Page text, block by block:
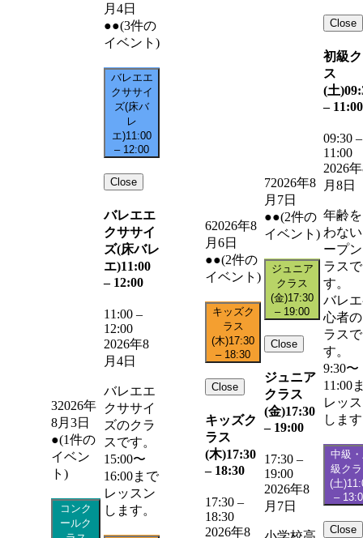
32026年
8月3日
●(1件の
イベン
ト)
コンク
ールク
月4日
●●(3件の
イベント)
バレエエ
クササイ
ズ(床バ
レ
エ)11:00
– 12:00
Close
バレエエ
クササイ
ズ(床バレ
エ)11:00
– 12:00
11:00 –
12:00
2026年8
月4日
バレエエ
クササイ
ズのクラ
スです。
15:00〜
16:00まで
レッスン
します。
62026年8
月6日
●●(2件の
イベント)
キッズク
ラス
(木)17:30
– 18:30
Close
キッズク
ラス
(木)17:30
– 18:30
17:30 –
18:30
2026年8
72026年8
月7日
●●(2件の
イベント)
ジュニア
クラス
(金)17:30
– 19:00
Close
ジュニア
クラス
(金)17:30
– 19:00
17:30 –
19:00
2026年8
月7日
Close
初級
ス
(土)
– 11:00
09:30 –
11:00
2026
月8日
年齢
わな
ープ
ラスで
す。
バレ
心者
ラスで
す。
9:30〜
11:00
レッ
しま
中級
級ク
(土)
–
Close